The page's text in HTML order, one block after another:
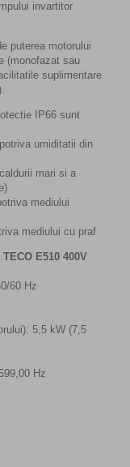
invartitor
puterea motorului
(monofazat sau
suplimentare
IP66 sunt
umiditatii din
mari si a
mediului
mediului cu praf
E510 400V
60 Hz
5,5 kW (7,5
Hz